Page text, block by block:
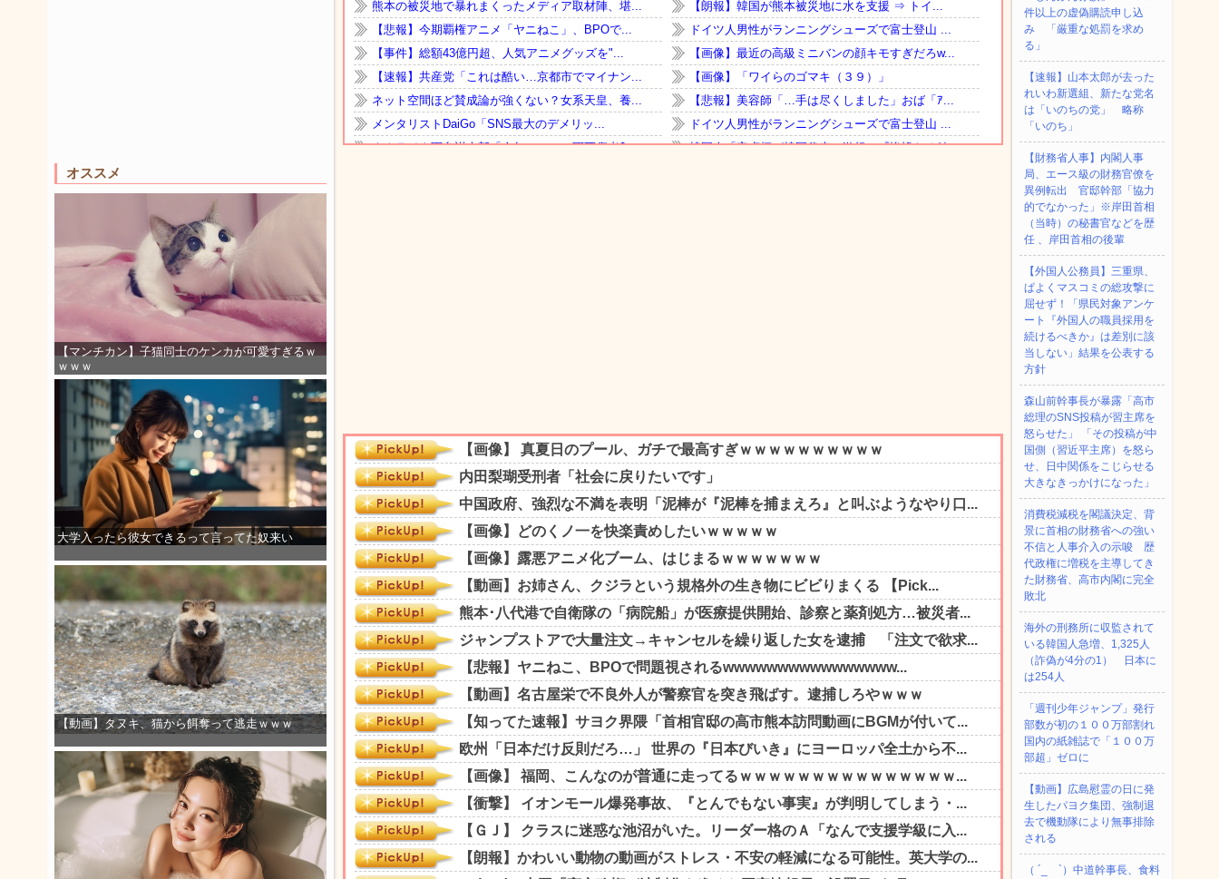
オススメ
【マンチカン】子猫同士のケンカが可愛すぎるｗ
ｗｗｗ
大学入ったら彼女できるって言ってた奴来い
【動画】タヌキ、猫から餌奪って逃走ｗｗｗ
件以上の虚偽購読申し込
み 「厳重な処罰を求め
る」
【速報】山本太郎が去った
れいわ新選組、新たな党名
は「いのちの党」 略称
「いのち」
【財務省人事】内閣人事
局、エース級の財務官僚を
異例転出 官邸幹部「協力
的でなかった」※岸田首相
（当時）の秘書官などを歴
任 、岸田首相の後輩
【外国人公務員】三重県、
ぱよくマスコミの総攻撃に
屈せず！「県民対象アンケ
ート『外国人の職員採用を
続けるべきか』は差別に該
当しない」結果を公表する
方針
森山前幹事長が暴露「高市
総理のSNS投稿が習主席を
怒らせた」 「その投稿が中
国側（習近平主席）を怒ら
せ、日中関係をこじらせる
大きなきっかけになった」
消費税減税を閣議決定、背
景に首相の財務省への強い
不信と人事介入の示唆 歴
代政権に増税を主導してき
た財務省、高市内閣に完全
敗北
海外の刑務所に収監されて
いる韓国人急増、1,325人
（詐偽が4分の1） 日本に
は254人
「週刊少年ジャンプ」発行
部数が初の１００万部割れ
国内の紙雑誌で「１００万
部超」ゼロに
【動画】広島慰霊の日に発
生したパヨク集団、強制退
去で機動隊により無事排除
される
（ ´_ゝ`）中道幹事長、食料